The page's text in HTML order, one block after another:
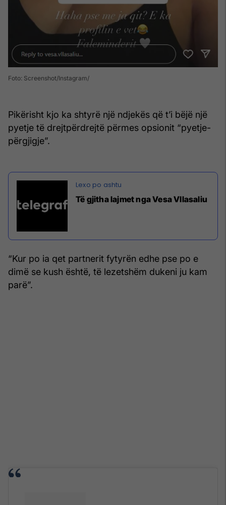
Foto: Screenshot/Instagram
Pikërisht kjo ka shtyrë një ndjekës që t’i bëjë një
pyetje të drejtpërdrejtë përmes opsionit “pyetje-
përgjigje”.
Të gjitha lajmet nga Vesa Vllasaliu
“Kur po ia qet partnerit fytyrën edhe pse po e
dimë se kush është, të lezetshëm dukeni ju kam
parë”.